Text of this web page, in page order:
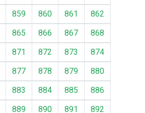
859 860 861
862
865 866 867
868
871 872 873
874
877 878 879
880
883 884 885
886
889 890 891
892